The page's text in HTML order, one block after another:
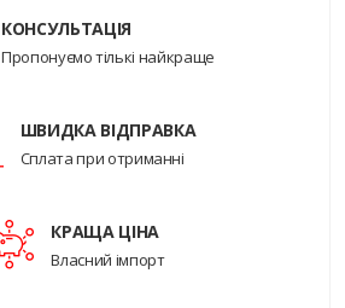
КОНСУЛЬТАЦІЯ
Пропонуємо тількі найкраще
ШВИДКА ВІДПРАВКА
Сплата при отриманні
КРАЩА ЦІНА
Власний імпорт